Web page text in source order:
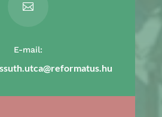

E-mail: